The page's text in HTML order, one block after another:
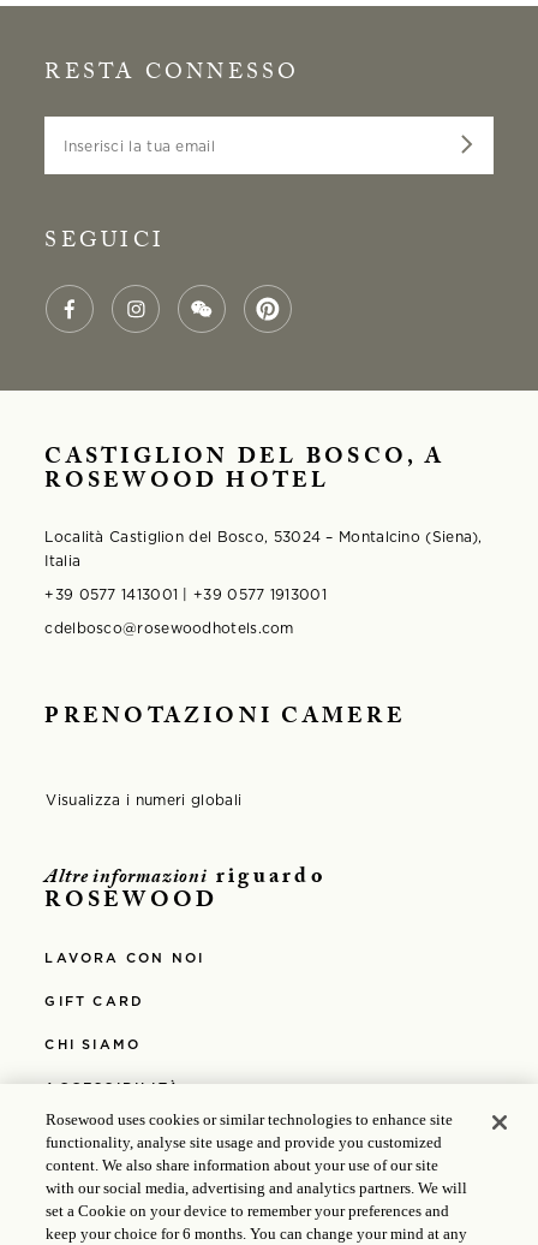
RESTA CONNESSO
SEGUICI
Altre informazioni riguardo
ROSEWOOD
LAVORA CON NOI
GIFT CARD
CHI SIAMO
ACCESSIBILITÀ
MEDIA
POLITICHE DEL RESORT
CASTIGLION DEL BOSCO, A
ROSEWOOD HOTEL
Località Castiglion del Bosco, 53024 – Montalcino (Siena),
Italia
+39 0577 1413001 | +39 0577 1913001
cdelbosco@rosewoodhotels.com
PRENOTAZIONI CAMERE
Visualizza i numeri globali
Rosewood uses cookies or similar technologies to enhance site
functionality, analyse site usage and provide you customized
content. We also share information about your use of our site
with our social media, advertising and analytics partners. We will
set a Cookie on your device to remember your preferences and
keep your choice for 6 months. You can change your mind at any